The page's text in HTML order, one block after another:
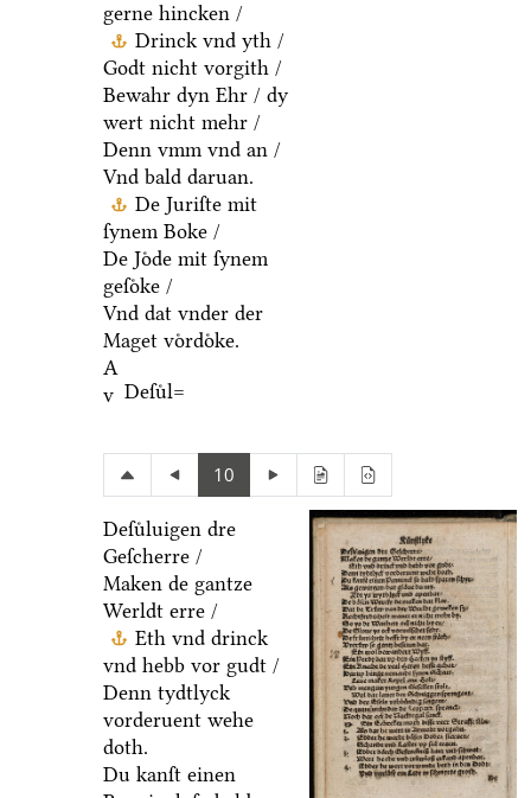
gerne hincken /
Drinck vnd yth /
Godt nicht vorgith /
Bewahr dyn Ehr / dy
wert nicht mehr /
Denn vmm vnd an /
Vnd bald daruan.
De Juriſte mit
ſynem Boke /
De Joͤde mit ſynem
geſoͤke /
Vnd dat vnder der
Maget voͤrdoͤke.
A
v Deſuͤl=
10
Deſuͤluigen dre
Geſcherre /
Maken de gantze
Werldt erre /
Eth vnd drinck
vnd hebb vor gudt /
Denn tydtlyck
vorderuent wehe
doth.
Du kanſt einen